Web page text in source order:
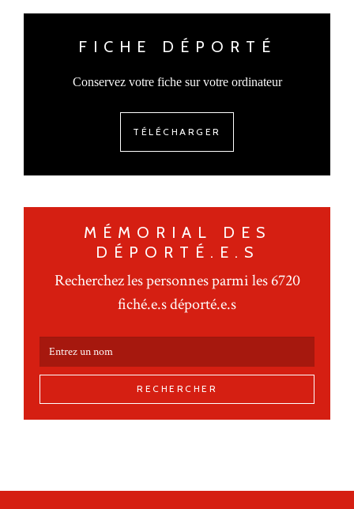
FICHE DÉPORTÉ
Conservez votre fiche sur votre ordinateur
TÉLÉCHARGER
MÉMORIAL DES
DÉPORTÉ.E.S
Recherchez les personnes parmi les 6720
fiché.e.s déporté.e.s
RECHERCHER